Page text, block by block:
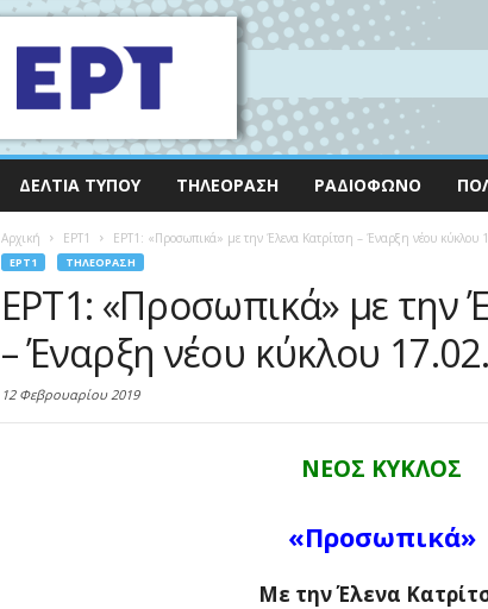
ΔΕΛΤΊΑ ΤΎΠΟΥ ΤΗΛΕΌΡΑΣΗ ΡΑΔΙΌΦΩΝΟ
Αρχική EΡΤ1 ΕΡΤ1: «Προσωπικά» με την Έλενα Κατρίτση – Έναρξη νέου κύκλου
EΡΤ1 ΤΗΛΕΌΡΑΣΗ
ΕΡΤ1: «Προσωπικά» με την
– Έναρξη νέου κύκλου
12 Φεβρουαρίου 2019
ΝΕΟΣ ΚΥΚΛΟΣ
«Προσωπικά»
Με την Έλενα